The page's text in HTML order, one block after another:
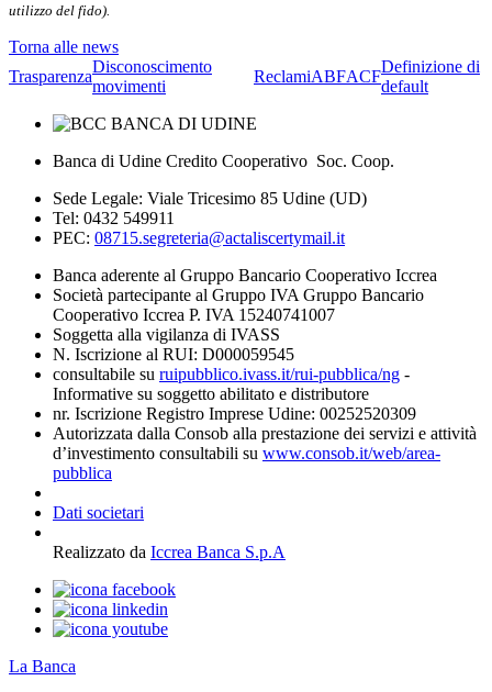
utilizzo del fido).
Torna alle news
Trasparenza
Disconoscimento
movimenti
ReclamiABFACF
Definizione di
default
Banca di Udine Credito Cooperativo Soc. Coop.
Sede Legale: Viale Tricesimo 85 Udine (UD)
Tel: 0432 549911
PEC: 08715.segreteria@actaliscertymail.it
Banca aderente al Gruppo Bancario Cooperativo Iccrea
Società partecipante al Gruppo IVA Gruppo Bancario
Cooperativo Iccrea P. IVA 15240741007
Soggetta alla vigilanza di IVASS
N. Iscrizione al RUI: D000059545
consultabile su ruipubblico.ivass.it/rui-pubblica/ng -
Informative su soggetto abilitato e distributore
nr. Iscrizione Registro Imprese Udine: 00252520309
Autorizzata dalla Consob alla prestazione dei servizi e attività
d’investimento consultabili su www.consob.it/web/area-
pubblica
Dati societari
Realizzato da Iccrea Banca S.p.A
La Banca